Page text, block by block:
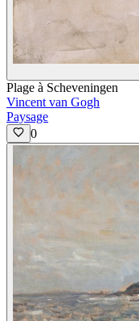
Plage à Scheveningen
Vincent van Gogh
Paysage
0